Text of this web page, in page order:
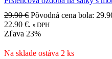
29.90€ Pôvodná cena bola:
22.90 €. s DPH
Zľava 23%
Na sklade ostáva 2 ks